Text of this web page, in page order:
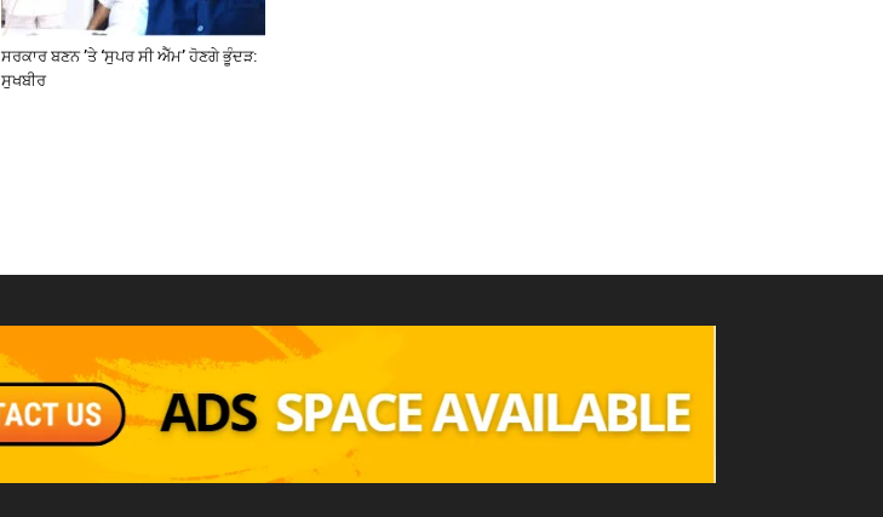
ਸਰਕਾਰ ਬਣਨ ’ਤੇ ‘ਸੁਪਰ ਸੀ ਐੱਮ’ ਹੋਣਗੇ ਭੂੰਦੜ:
ਸੁਖਬੀਰ